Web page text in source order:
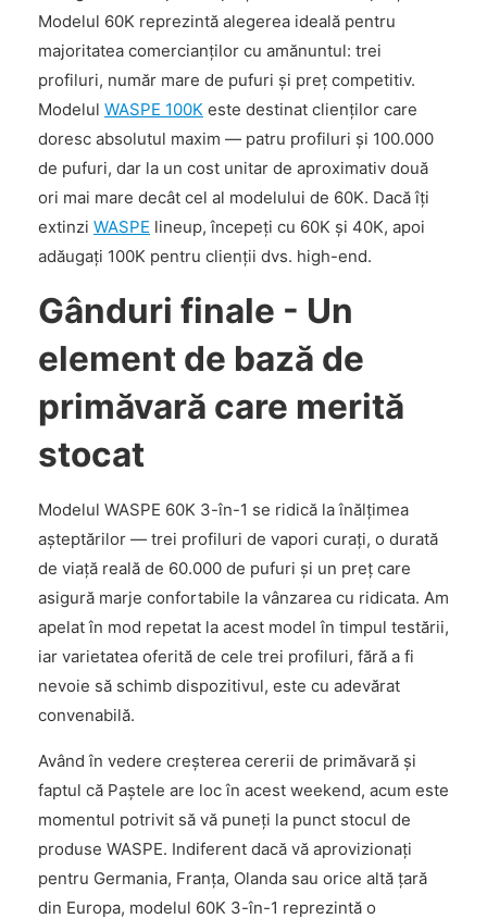
Modelul 60K reprezintă alegerea ideală pentru
majoritatea comercianților cu amănuntul: trei
profiluri, număr mare de pufuri și preț competitiv.
Modelul WASPE 100K este destinat clienților care
doresc absolutul maxim — patru profiluri și 100.000
de pufuri, dar la un cost unitar de aproximativ două
ori mai mare decât cel al modelului de 60K. Dacă îți
extinzi WASPE lineup, începeți cu 60K și 40K, apoi
adăugați 100K pentru clienții dvs. high-end.
Gânduri finale - Un
element de bază de
primăvară care merită
stocat
Modelul WASPE 60K 3-în-1 se ridică la înălțimea
așteptărilor — trei profiluri de vapori curați, o durată
de viață reală de 60.000 de pufuri și un preț care
asigură marje confortabile la vânzarea cu ridicata. Am
apelat în mod repetat la acest model în timpul testării,
iar varietatea oferită de cele trei profiluri, fără a fi
nevoie să schimb dispozitivul, este cu adevărat
convenabilă.
Având în vedere creșterea cererii de primăvară și
faptul că Paștele are loc în acest weekend, acum este
momentul potrivit să vă puneți la punct stocul de
produse WASPE. Indiferent dacă vă aprovizionați
pentru Germania, Franța, Olanda sau orice altă țară
din Europa, modelul 60K 3-în-1 reprezintă o